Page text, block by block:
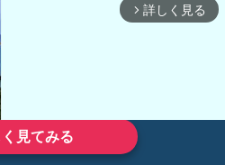
どんなクルマも高価買取
見てみる
arrow_forward_ios 詳しく見る